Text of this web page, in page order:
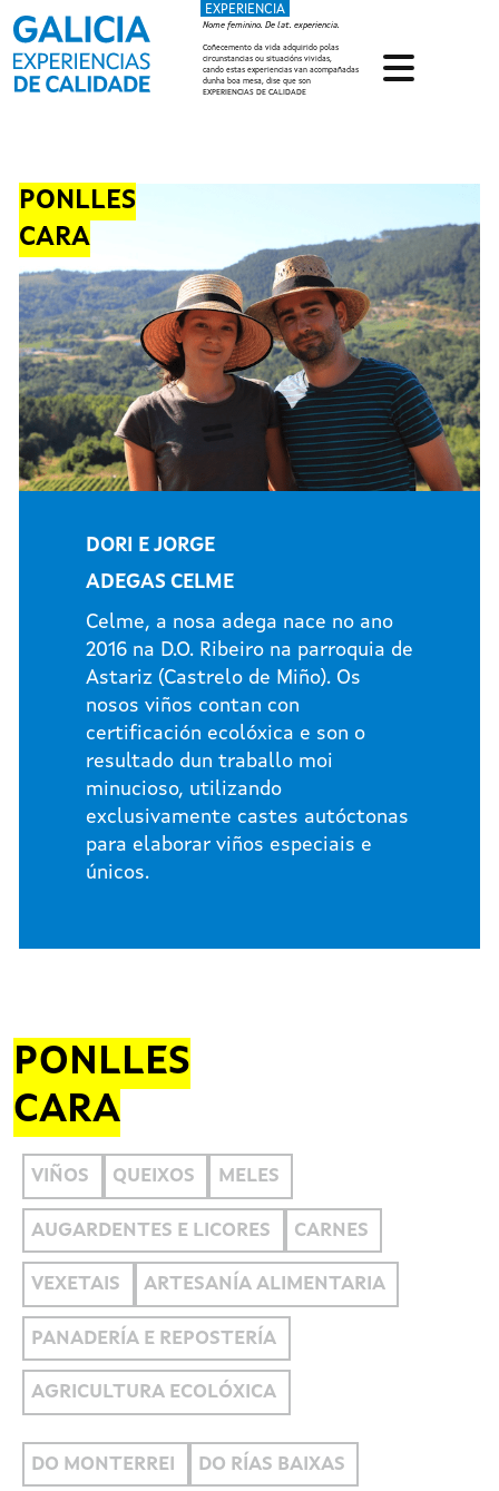
Ir o contido principal
EXPERIENCIA
Nome feminino. De lat. experiencia.
Coñecemento da vida adquirido polas
circunstancias ou situacións vividas,
cando estas experiencias van acompañadas
dunha boa mesa, dise que son
EXPERIENCIAS DE CALIDADE
PONLLES
CARA
DORI E JORGE
ADEGAS CELME
Celme, a nosa adega nace no ano
2016 na D.O. Ribeiro na parroquia de
Astariz (Castrelo de Miño). Os
nosos viños contan con
certificación ecolóxica e son o
resultado dun traballo moi
minucioso, utilizando
exclusivamente castes autóctonas
para elaborar viños especiais e
únicos.
PONLLES
CARA
VIÑOS QUEIXOS MELES
AUGARDENTES E LICORES CARNES
VEXETAIS ARTESANÍA ALIMENTARIA
PANADERÍA E REPOSTERÍA
AGRICULTURA ECOLÓXICA
DO MONTERREI DO RÍAS BAIXAS